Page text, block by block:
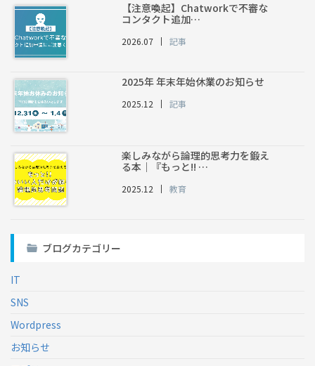
【注意喚起】Chatworkで不審な
コンタクト追加…
2026.07 記事
2025年 年末年始休業のお知らせ
2025.12 記事
楽しみながら論理的思考力を鍛え
る本｜『もっと!! …
2025.12 教育
ブログカテゴリー
IT
SNS
Wordpress
お知らせ